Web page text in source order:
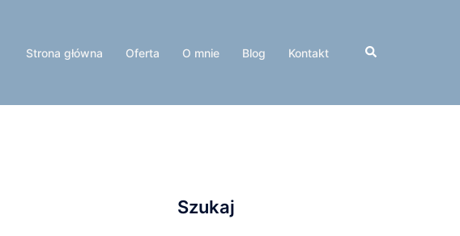
Strona główna Oferta O mnie Blog Kontakt Wyszukiwanie
Szukaj